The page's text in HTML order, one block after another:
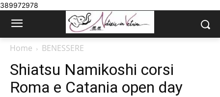
389972978
Home BENESSERE
Shiatsu Namikoshi corsi
Roma e Catania open day